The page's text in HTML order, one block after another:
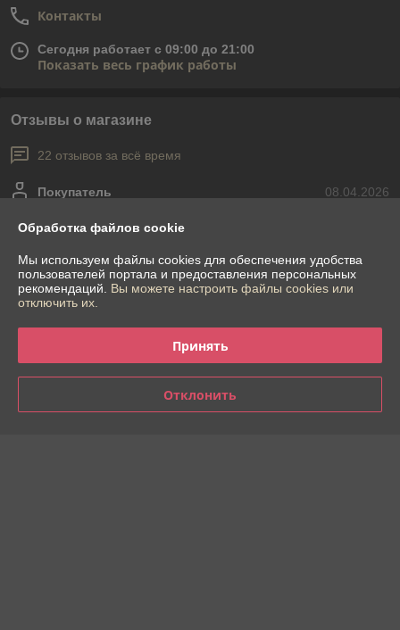
Контакты
Сегодня работает с 09:00 до 21:00
Показать весь график работы
Отзывы о магазине
22 отзывов за всё время
08.04.2026
Покупатель
Очень плохо
20.05.2025
Татьяна
Очень плохо
Сделка подтверждена через корзину
Обработка файлов cookie
Мы используем файлы cookies для обеспечения удобства
пользователей портала и предоставления персональных
рекомендаций. Вы можете настроить файлы cookies или
отключить их.
Принять
Отклонить